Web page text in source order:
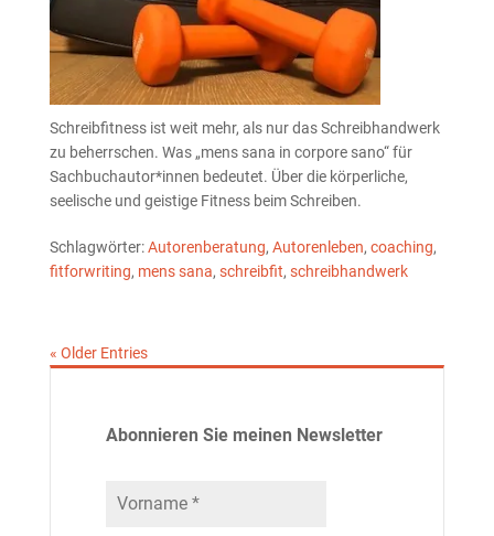
Schreibfitness ist weit mehr, als nur das Schreibhandwerk
zu beherrschen. Was „mens sana in corpore sano“ für
Sachbuchautor*innen bedeutet. Über die körperliche,
seelische und geistige Fitness beim Schreiben.
Schlagwörter:Autorenberatung, Autorenleben, coaching,
fitforwriting, mens sana, schreibfit, schreibhandwerk
« Older Entries
Abonnieren Sie meinen Newsletter